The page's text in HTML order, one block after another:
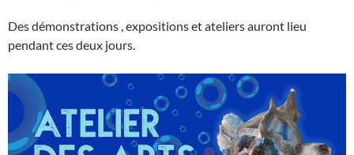
Des démonstrations , expositions et ateliers auront lieu
pendant ces deux jours.